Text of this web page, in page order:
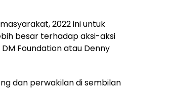
2022 ini untuk
besar terhadap aksi-aksi
Foundation atau Denny
dan perwakilan di sembilan